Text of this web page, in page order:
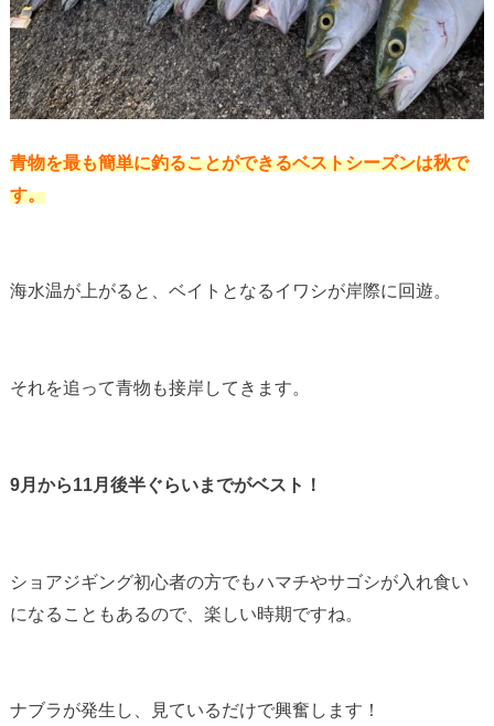
青物を最も簡単に釣ることができるベストシーズンは秋で
す。
海水温が上がると、ベイトとなるイワシが岸際に回遊。
それを追って青物も接岸してきます。
9月から11月後半ぐらいまでがベスト！
ショアジギング初心者の方でもハマチやサゴシが入れ食い
になることもあるので、楽しい時期ですね。
ナブラが発生し、見ているだけで興奮します！